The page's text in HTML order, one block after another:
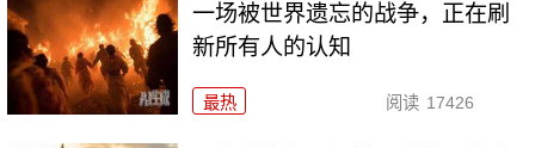
一场被世界遗忘的战争，正在刷
新所有人的认知
最热 阅读 17426